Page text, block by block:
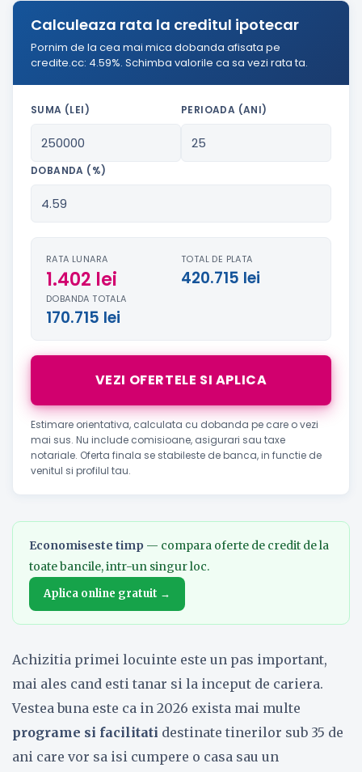
Calculeaza rata la creditul ipotecar
Pornim de la cea mai mica dobanda afisata pe
credite.cc: 4.59%. Schimba valorile ca sa vezi rata ta.
SUMA (LEI) PERIOADA (ANI)
DOBANDA (%)
RATA LUNARA
1.402 lei
TOTAL DE PLATA
420.715 lei
DOBANDA TOTALA
170.715 lei
VEZI OFERTELE SI APLICA
Estimare orientativa, calculata cu dobanda pe care o vezi
mai sus. Nu include comisioane, asigurari sau taxe
notariale. Oferta finala se stabileste de banca, in functie de
venitul si profilul tau.
Economiseste timp — compara oferte de credit de la
toate bancile, intr-un singur loc.
Aplica online gratuit →
Achizitia primei locuinte este un pas important,
mai ales cand esti tanar si la inceput de cariera.
Vestea buna este ca in 2026 exista mai multe
programe si facilitati destinate tinerilor sub 35 de
ani care vor sa isi cumpere o casa sau un